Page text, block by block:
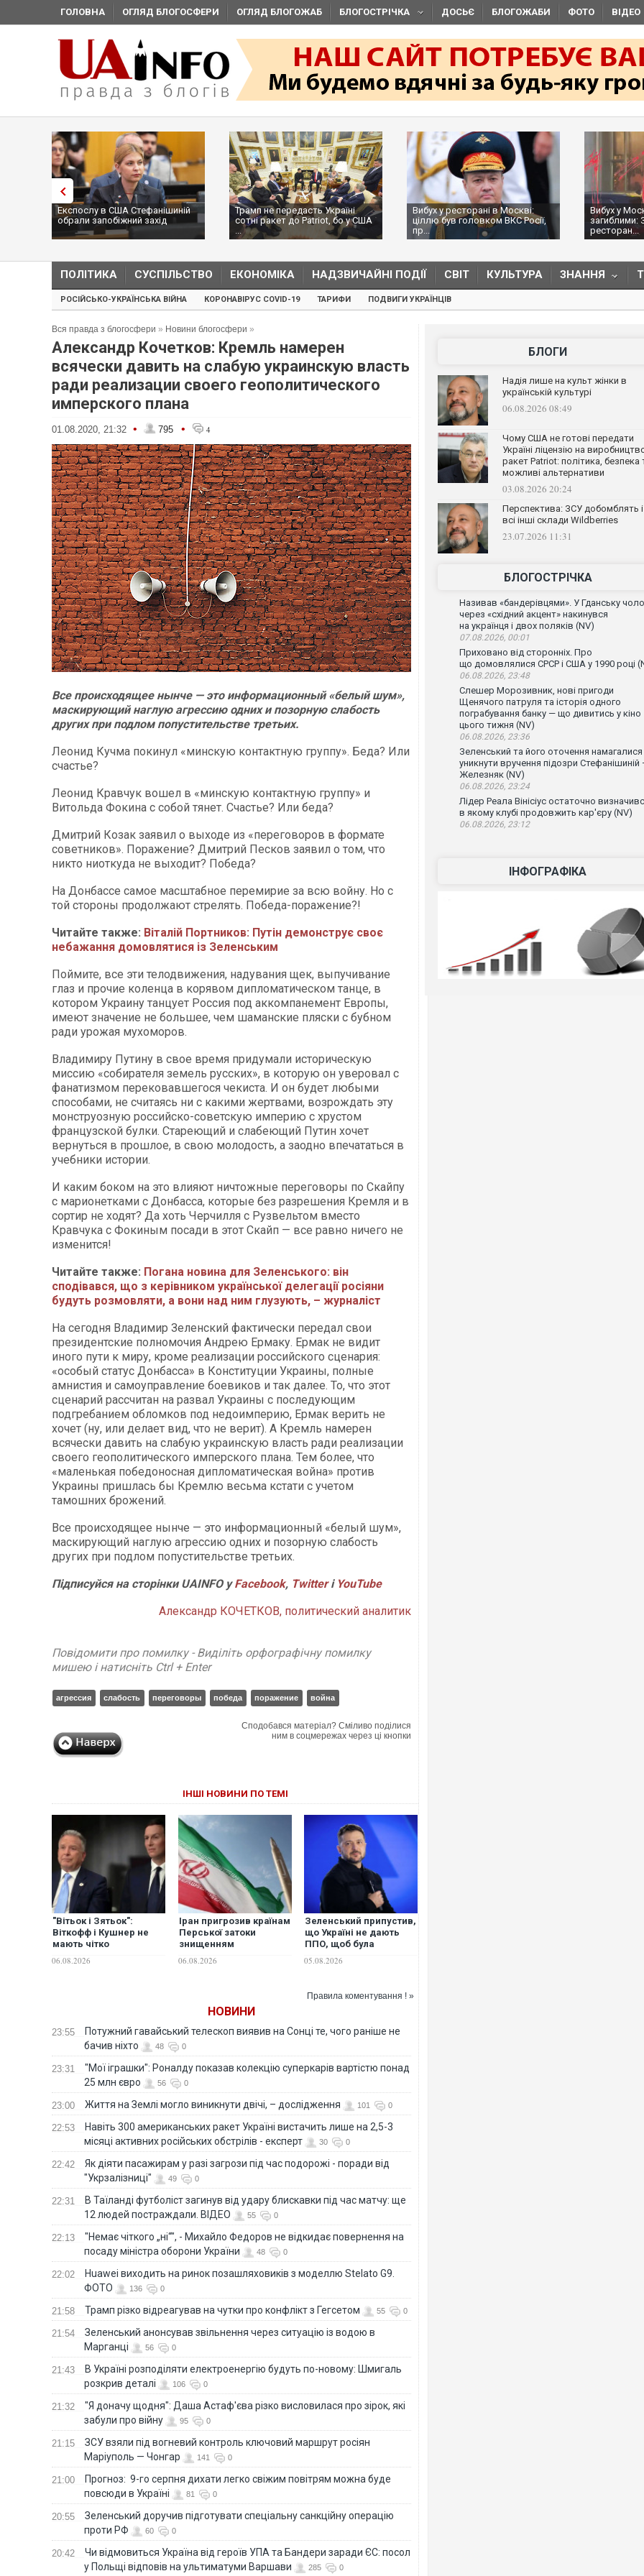
ГОЛОВНА ОГЛЯД БЛОГОСФЕРИ ОГЛЯД БЛОГОЖАБ БЛОГОСТРІЧКА ДОСЬЄ БЛОГОЖАБИ ФОТО ВІДЕО
Експослу в США Стефанішиній
обрали запобіжний захід
Трамп не передасть Україні
сотні ракет до Patriot, бо у США
...
Вибух у ресторані в Москві:
ціллю був головком ВКС Росії,
пр...
Вибух у
загиблими:
ресторан...
ПОЛІТИКА СУСПІЛЬСТВО ЕКОНОМІКА НАДЗВИЧАЙНІ ПОДІЇ СВІТ КУЛЬТУРА ЗНАННЯ
РОСІЙСЬКО-УКРАЇНСЬКА ВІЙНА КОРОНАВІРУС COVID-19 ТАРИФИ ПОДВИГИ УКРАЇНЦІВ
Вся правда з блогосфери » Новини блогосфери »
Александр Кочетков: Кремль намерен
всячески давить на слабую украинскую власть
ради реализации своего геополитического
имперского плана
01.08.2020, 21:32 • 795 • 4
Все происходящее нынче — это информационный «белый шум»,
маскирующий наглую агрессию одних и позорную слабость
других при подлом попустительстве третьих.
Леонид Кучма покинул «минскую контактную группу». Беда? Или
счастье?
Леонид Кравчук вошел в «минскую контактную группу» и
Витольда Фокина с собой тянет. Счастье? Или беда?
Дмитрий Козак заявил о выходе из «переговоров в формате
советников». Поражение? Дмитрий Песков заявил о том, что
никто ниоткуда не выходит? Победа?
На Донбассе самое масштабное перемирие за всю войну. Но с
той стороны продолжают стрелять. Победа-поражение?!
Читайте также: Віталій Портников: Путін демонструє своє
небажання домовлятися із Зеленським
Поймите, все эти телодвижения, надувания щек, выпучивание
глаз и прочие коленца в корявом дипломатическом танце, в
котором Украину танцует Россия под аккомпанемент Европы,
имеют значение не большее, чем шаманские пляски с бубном
ради урожая мухоморов.
Владимиру Путину в свое время придумали историческую
миссию «собирателя земель русских», в которую он уверовал с
фанатизмом перековавшегося чекиста. И он будет любыми
способами, не считаясь ни с какими жертвами, возрождать эту
монструозную российско-советскую империю с хрустом
французской булки. Стареющий и слабеющий Путин хочет
вернуться в прошлое, в свою молодость, а заодно впечататься в
учебники истории.
И каким боком на это влияют ничтожные переговоры по Скайпу
с марионетками с Донбасса, которые без разрешения Кремля и в
сортир не ходят? Да хоть Черчилля с Рузвельтом вместо
Кравчука с Фокиным посади в этот Скайп — все равно ничего не
изменится!
Читайте также: Погана новина для Зеленського: він
сподівався, що з керівником української делегації росіяни
будуть розмовляти, а вони над ним глузують, – журналіст​​​​​​​
На сегодня Владимир Зеленский фактически передал свои
президентские полномочия Андрею Ермаку. Ермак не видит
иного пути к миру, кроме реализации российского сценария:
«особый статус Донбасса» в Конституции Украины, полные
амнистия и самоуправление боевиков и так далее. То, что этот
сценарий рассчитан на развал Украины с последующим
подгребанием обломков под недоимперию, Ермак верить не
хочет (ну, или делает вид, что не верит). А Кремль намерен
всячески давить на слабую украинскую власть ради реализации
своего геополитического имперского плана. Тем более, что
«маленькая победоносная дипломатическая война» против
Украины пришлась бы Кремлю весьма кстати с учетом
тамошних брожений.
Все происходящее нынче — это информационный «белый шум»,
маскирующий наглую агрессию одних и позорную слабость
других при подлом попустительстве третьих.
Підписуйся на сторінки UAINFO уFacebook, Twitterі YouTube
Александр КОЧЕТКОВ, политический аналитик
Повідомити про помилку - Виділіть орфографічну помилку
мишею і натисніть Ctrl + Enter
агрессия слабость переговоры победа поражение война
Сподобався матеріал? Сміливо поділися
ним в соцмережах через ці кнопки
ІНШІ НОВИНИ ПО ТЕМІ
"Вітьок і Зятьок":
Віткофф і Кушнер не
мають чітко
повноважень та успіхів
06.08.2026
Іран пригрозив країнам
Перської затоки
знищенням
у разі нових атак США, -
06.08.2026
Зеленський припустив,
що Україні не дають
ППО, щоб була
05.08.2026
Правила коментування ! »
НОВИНИ
23:55
Потужний гавайський телескоп виявив на Сонці те, чого раніше не
бачив ніхто
48 0
23:31
"Мої іграшки": Роналду показав колекцію суперкарів вартістю понад
25 млн євро
56 0
23:00 Життя на Землі могло виникнути двічі, – дослідження 101 0
22:53
Навіть 300 американських ракет Україні вистачить лише на 2,5-3
місяці активних російських обстрілів - експерт
30 0
22:42
Як діяти пасажирам у разі загрози під час подорожі - поради від
"Укрзалізниці"
49 0
22:31
В Таїланді футболіст загинув від удару блискавки під час матчу: ще
12 людей постраждали. ВІДЕО
55 0
22:13
"Немає чіткого „ні“", - Михайло Федоров не відкидає повернення на
посаду міністра оборони України
48 0
22:02
Huawei виходить на ринок позашляховиків з моделлю Stelato G9.
ФОТО
136 0
21:58 Трамп різко відреагував на чутки про конфлікт з Гегсетом 55 0
21:54
Зеленський анонсував звільнення через ситуацію із водою в
Марганці
56 0
21:43
В Україні розподіляти електроенергію будуть по-новому: Шмигаль
розкрив деталі
106 0
21:32
"Я доначу щодня": Даша Астаф'єва різко висловилася про зірок, які
забули про війну
95 0
21:15
ЗСУ взяли під вогневий контроль ключовий маршрут росіян
Маріуполь — Чонгар
141 0
21:00
Прогноз: 9-го серпня дихати легко свіжим повітрям можна буде
повсюди в Україні
81 0
20:55
Зеленський доручив підготувати спеціальну санкційну операцію
проти РФ
60 0
20:42
Чи відмовиться Україна від героїв УПА та Бандери заради ЄС: посол
у Польщі відповів на ультиматуми Варшави
285 0
БЛОГИ
Надія лише на культ жінки в
українській культурі
06.08.2026 08:49
Чому США не готові передати
Україні ліцензію на
ракет Patriot: політика, безпека
можливі альтернативи
03.08.2026 20:24
Перспектива: ЗСУ добомблять і
всі інші склади Wildberries
23.07.2026 11:31
БЛОГОСТРІЧКА
Називав «бандерівцями». У Гданську
через «східний акцент» накинувся
на українця і двох поляків (NV)
07.08.2026, 00:01
Приховано від сторонніх. Про
що домовлялися СРСР і США у 1990 році
06.08.2026, 23:48
Слешер Морозивник, нові пригоди
Щенячого патруля та історія одного
пограбування банку — що дивитись у кіно
цього тижня (NV)
06.08.2026, 23:36
Зеленський та його оточення намагалися
уникнути вручення підозри Стефанішиній
Железняк (NV)
06.08.2026, 23:24
Лідер Реала Вінісіус остаточно
в якому клубі продовжить кар'єру (NV)
06.08.2026, 23:12
ІНФОГРАФІКА